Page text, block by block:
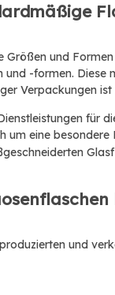
und
-formen.
Verpackungen
für
um eine
und